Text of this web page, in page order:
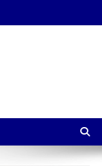
เรียนรู้